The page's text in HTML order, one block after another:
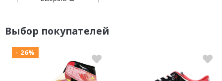
Выбор покупателей
- 26%